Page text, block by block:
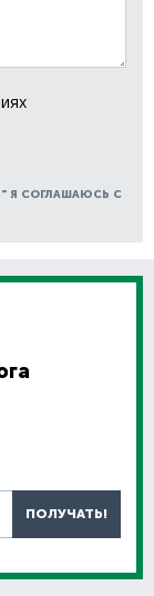
Я СОГЛАШАЮСЬ С
ПОЛУЧАТЬ!